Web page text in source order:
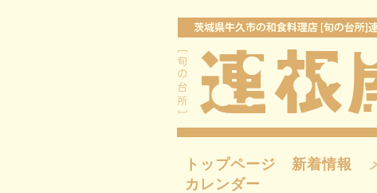
トップページ 新着情報
カレンダー